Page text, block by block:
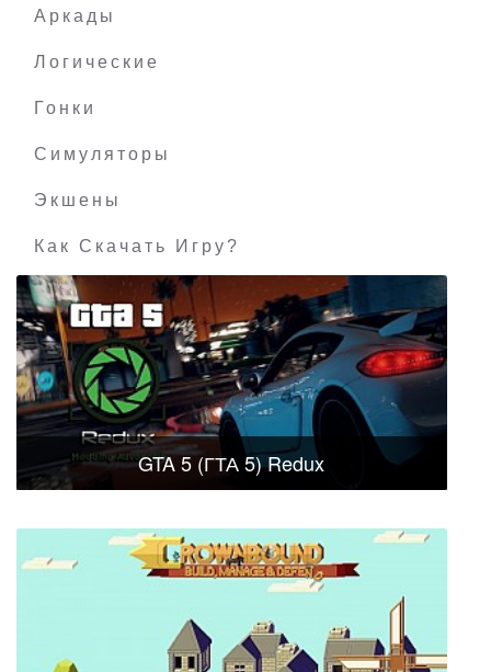
Аркады
Логические
Гонки
Симуляторы
Экшены
Как Скачать Игру?
GTA 5 (ГТА 5) Redux